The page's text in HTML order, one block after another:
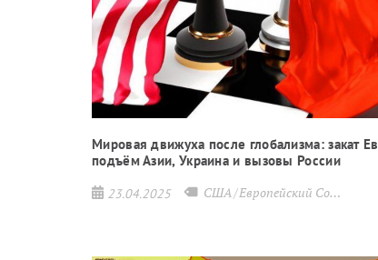
Мировая движуха после глобализма: закат
подъём Азии, Украина и вызовы России
23.04.2025 США Европейский Союз